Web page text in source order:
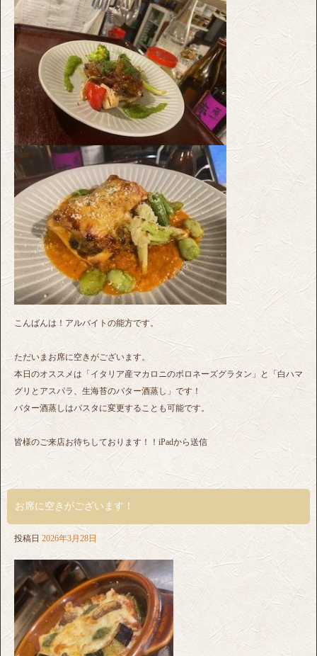
こんばんは！アルバイトの能方です。
ただいまお席に空きがございます。
本日のオススメは「イタリア産マカロニのボロネーズグラタン」と「白ハマ
グリとアスパラ、生海苔のバター酒蒸し」です！
バター酒蒸しはパスタに変更することも可能です。
皆様のご来店お待ちしております！！iPadから送信
お席に空きがございます！
投稿日 2026年3月28日